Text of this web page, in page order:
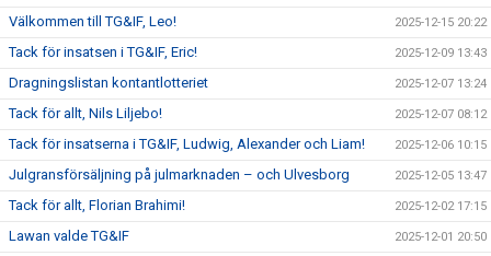
Välkommen till TG&IF, Leo! 2025-12-15 20:22
Tack för insatsen i TG&IF, Eric! 2025-12-09 13:43
Dragningslistan kontantlotteriet 2025-12-07 13:24
Tack för allt, Nils Liljebo! 2025-12-07 08:12
Tack för insatserna i TG&IF, Ludwig, Alexander och Liam! 2025-12-06 10:15
Julgransförsäljning på julmarknaden – och Ulvesborg 2025-12-05 13:47
Tack för allt, Florian Brahimi! 2025-12-02 17:15
Lawan valde TG&IF 2025-12-01 20:50